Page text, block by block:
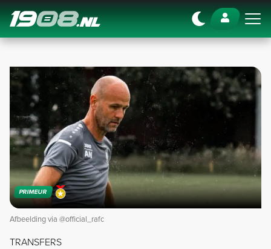
Navigation
PRIMEUR
Afbeelding via @official_rafc
TRANSFERS